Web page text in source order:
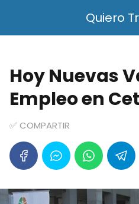
Quiero
Hoy Nuevas
Empleo en
✅ COMPARTIR